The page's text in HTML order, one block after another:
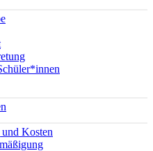
Kosten